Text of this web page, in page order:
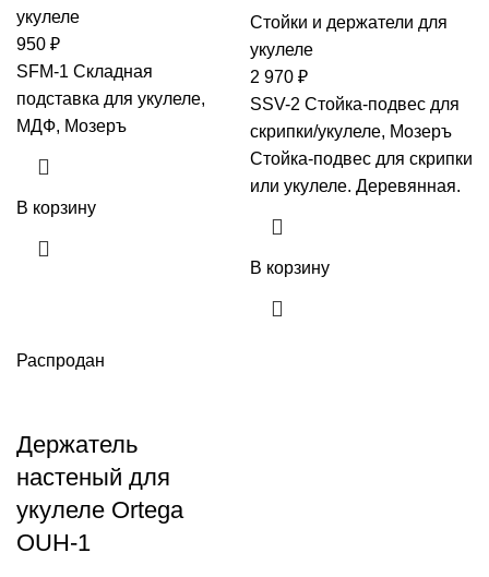
укулеле
950 ₽
SFM-1 Складная
подставка для укулеле,
МДФ, Мозеръ
В корзину
Стойки и держатели для
укулеле
2 970 ₽
SSV-2 Стойка-подвес для
скрипки/укулеле, Мозеръ
Стойка-подвес для скрипки
или укулеле. Деревянная.
В корзину
Распродан
Держатель
настеный для
укулеле Ortega
OUH-1